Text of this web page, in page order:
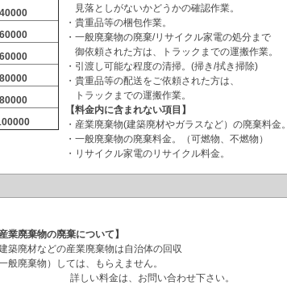
40000
60000
60000
80000
80000
見落としがないかどうかの確認作業。
・貴重品等の梱包作業。
・一般廃棄物の廃棄/リサイクル家電の処分まで
御依頼された方は、トラックまでの運搬作業。
・引渡し可能な程度の清掃。(掃き/拭き掃除)
・貴重品等の配送をご依頼された方は、
トラックまでの運搬作業。
【料金内に含まれない項目】
・産業廃棄物(建築廃材やガラスなど）の廃棄料金。
・一般廃棄物の廃棄料金。（可燃物、不燃物）
・リサイクル家電のリサイクル料金。
産業廃棄物の廃棄について】
築廃材などの産業廃棄物は自治体の回収
一般廃棄物）しては、もらえません。
詳しい料金は、お問い合わせ下さい。